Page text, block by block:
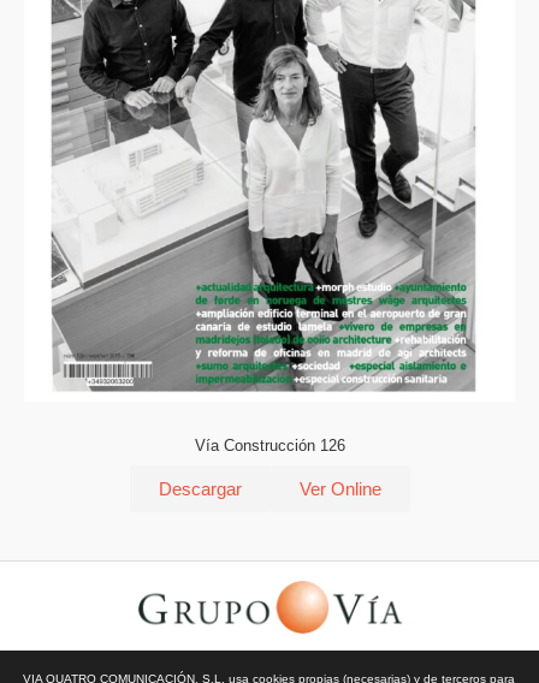
Vía Construcción 126
Descargar Ver Online
VIA QUATRO COMUNICACIÓN, S.L. usa cookies propias (necesarias) y de terceros para